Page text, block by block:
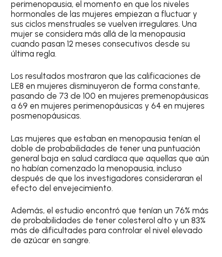
perimenopausia, el momento en que los niveles
hormonales de las mujeres empiezan a fluctuar y
sus ciclos menstruales se vuelven irregulares. Una
mujer se considera más allá de la menopausia
cuando pasan 12 meses consecutivos desde su
última regla.
Los resultados mostraron que las calificaciones de
LE8 en mujeres disminuyeron de forma constante,
pasando de 73 de 100 en mujeres premenopáusicas
a 69 en mujeres perimenopáusicas y 64 en mujeres
posmenopáusicas.
Las mujeres que estaban en menopausia tenían el
doble de probabilidades de tener una puntuación
general baja en salud cardíaca que aquellas que aún
no habían comenzado la menopausia, incluso
después de que los investigadores consideraran el
efecto del envejecimiento.
Además, el estudio encontró que tenían un 76% más
de probabilidades de tener colesterol alto y un 83%
más de dificultades para controlar el nivel elevado
de azúcar en sangre.